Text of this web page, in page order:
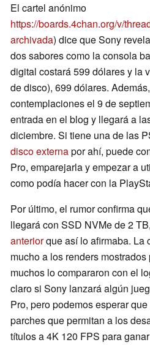
El cartel anónimo
https://boards.4chan.org/v/
archivada) dice que Sony
dos sabores como la consola
digital costará 599 dólares y la
de disco), 699 dólares.
contemplaciones el 9 de
entrada en el blog y llegará a
diciembre. Si tiene una de las
disco externapor ahí, puede
Pro, emparejarla y empezar a
como podía hacer con la
Por último, el rumor confirma
llegará con SSD NVMe de 2
anteriorque así lo afirmaba. La
mucho a los renders mostrados
muchos lo compararon con el
claro si Sony lanzará algún
Pro, pero podemos esperar
parches que permitan a los
títulos a 4K 120 FPS para